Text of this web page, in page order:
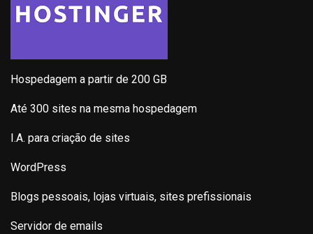
Hospedagem a partir de 200 GB
Até 300 sites na mesma hospedagem
I.A. para criação de sites
WordPress
Blogs pessoais, lojas virtuais, sites prefissionais
Servidor de emails